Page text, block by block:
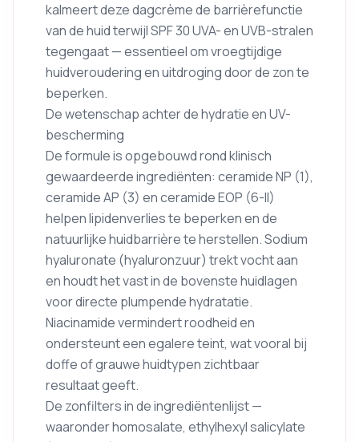
kalmeert deze dagcrème de barrièrefunctie
van de huid terwijl SPF 30 UVA- en UVB-stralen
tegengaat — essentieel om vroegtijdige
huidveroudering en uitdroging door de zon te
beperken.
De wetenschap achter de hydratie en UV-
bescherming
De formule is opgebouwd rond klinisch
gewaardeerde ingrediënten: ceramide NP (1),
ceramide AP (3) en ceramide EOP (6-II)
helpen lipidenverlies te beperken en de
natuurlijke huidbarrière te herstellen. Sodium
hyaluronate (hyaluronzuur) trekt vocht aan
en houdt het vast in de bovenste huidlagen
voor directe plumpende hydratatie.
Niacinamide vermindert roodheid en
ondersteunt een egalere teint, wat vooral bij
doffe of grauwe huidtypen zichtbaar
resultaat geeft.
De zonfilters in de ingrediëntenlijst —
waaronder homosalate, ethylhexyl salicylate